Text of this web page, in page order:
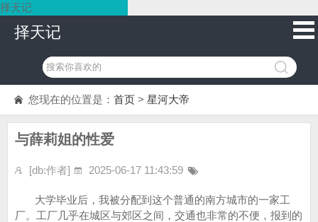
择天记
择天记
您现在的位置是： 首页 > 星河大帝
与薛莉姐的性爱
[db:作者] 2025-06-17 11:43:59
大学毕业后，我被分配到这个普通的南方城市的一家工
厂。工厂几乎在城区与郊区之间，交通也非常的不便，报到的